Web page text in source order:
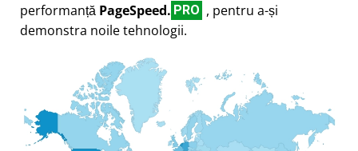
performanță PageSpeed. PRO , pentru a-și
demonstra noile tehnologii.